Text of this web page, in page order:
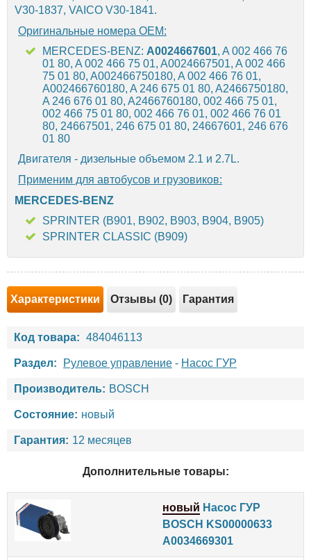
V30-1837, VAICO V30-1841.
Оригинальные номера OEM:
MERCEDES-BENZ: A0024667601, A 002 466 76
01 80, A 002 466 75 01, A0024667501, A 002 466
75 01 80, A002466750180, A 002 466 76 01,
A002466760180, A 246 675 01 80, A2466750180,
A 246 676 01 80, A2466760180, 002 466 75 01,
002 466 75 01 80, 002 466 76 01, 002 466 76 01
80, 24667501, 246 675 01 80, 24667601, 246 676
01 80
Двигателя - дизельные объемом 2.1 и 2.7L.
Применим для автобусов и грузовиков:
MERCEDES-BENZ
SPRINTER (B901, B902, B903, B904, B905)
SPRINTER CLASSIC (B909)
Характеристики Отзывы (0) Гарантия
Код товара: 484046113
Раздел: Рулевое управление - Насос ГУР
Производитель: BOSCH
Состояние: новый
Гарантия: 12 месяцев
Дополнительные товары:
новый Насос ГУР
BOSCH KS00000633
A0034669301